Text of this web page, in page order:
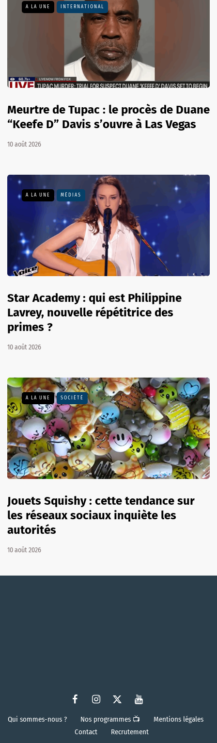
A LA UNE INTERNATIONAL
Meurtre de Tupac : le procès de Duane
“Keefe D” Davis s’ouvre à Las Vegas
10 août 2026
A LA UNE MÉDIAS
Star Academy : qui est Philippine
Lavrey, nouvelle répétitrice des
primes ?
10 août 2026
A LA UNE SOCIÉTÉ
Jouets Squishy : cette tendance sur
les réseaux sociaux inquiète les
autorités
10 août 2026
Qui sommes-nous ? Nos programmes 📺
Mentions légales
Contact
Recrutement